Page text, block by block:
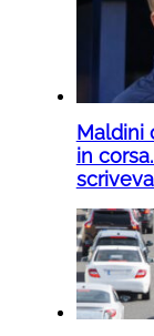
Maldini
in